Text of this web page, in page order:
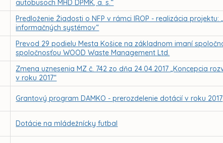
autobusoch MHD DPMK, a. s.“
Predloženie Žiadosti o NFP v rámci IROP - realizácia
informačných systémov“
Prevod 29 podielu Mesta Košice na základnom imaní
spoločnosťou WOOD Waste Management Ltd.
Zmena uznesenia MZ č. 742 zo dňa 24.04.2017 „Koncepcia
v roku 2017“
Grantový program DAMKO - prerozdelenie dotácií v roku 2017
Dotácie na mládežnícky futbal